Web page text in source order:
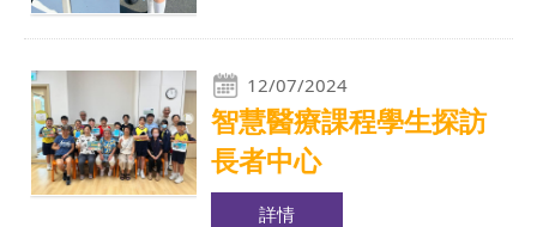
12/07/2024
智慧醫療課程學生探訪
長者中心
詳情